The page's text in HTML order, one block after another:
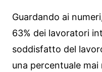
Guardando ai
63% dei lavoratori
soddisfatto del
una percentuale